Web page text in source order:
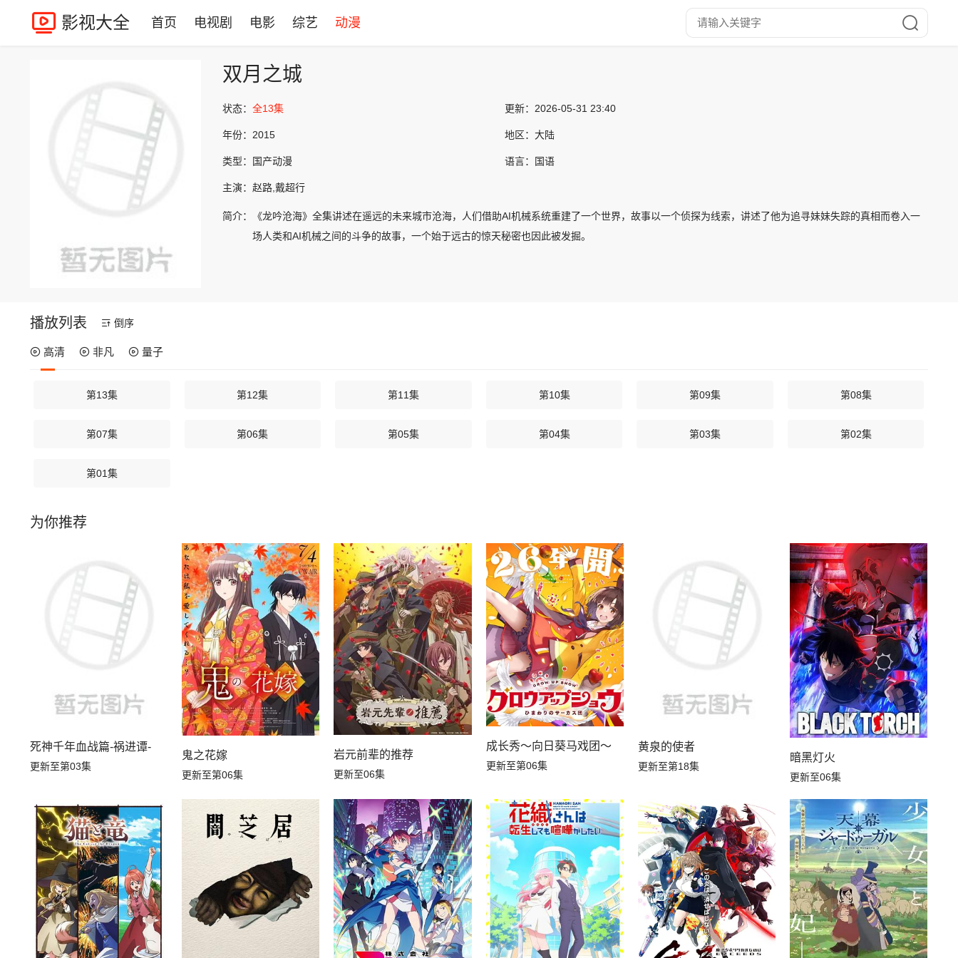
影视大全 首页 电视剧 电影 综艺 动漫
双月之城
状态： 全13集 更新： 2026-05-31 23:40
年份： 2015 地区： 大陆
类型： 国产动漫 语言： 国语
主演： 赵路,戴超行
简介：
《龙吟沧海》全集讲述在遥远的未来城市沧海，人们借助AI机械系统重建了一个世界，故事以一个侦探为线索，讲述了他为追寻妹妹失踪的真相而卷入一
场人类和AI机械之间的斗争的故事，一个始于远古的惊天秘密也因此被发掘。
播放列表 倒序
高清 非凡 量子
第13集 第12集 第11集 第10集 第09集 第08集
第07集 第06集 第05集 第04集 第03集 第02集
第01集
为你推荐
死神千年血战篇-祸进谭-
更新至第03集
鬼之花嫁
更新至第06集
岩元前辈的推荐
更新至06集
成长秀～向日葵马戏团～
更新至第06集
黄泉的使者
更新至第18集
暗黑灯火
更新至06集